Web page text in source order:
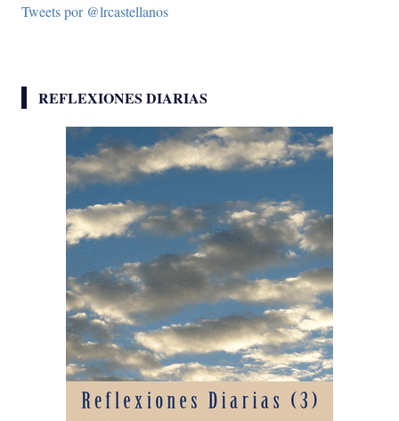
Tweets por @lrcastellanos
REFLEXIONES DIARIAS